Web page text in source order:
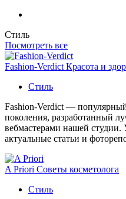
Стиль
Посмотреть все
Fashion-Verdict Красота и
Стиль
Fashion-Verdict —
поколения, разработанный
вебмастерами нашей студии.
актуальные статьи и
A Priori Советы косметолога
Стиль